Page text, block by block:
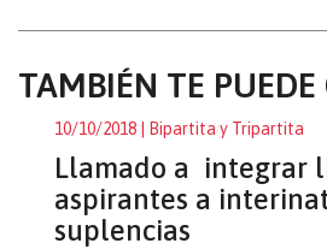
TAMBIÉN TE PUEDE
10/10/2018 | Bipartita y Tripartita
Llamado a integrar
aspirantes a
suplencias